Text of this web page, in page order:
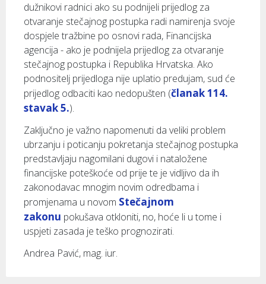
dužnikovi radnici ako su podnijeli prijedlog za
otvaranje stečajnog postupka radi namirenja svoje
dospjele tražbine po osnovi rada, Financijska
agencija - ako je podnijela prijedlog za otvaranje
stečajnog postupka i Republika Hrvatska. Ako
podnositelj prijedloga nije uplatio predujam, sud će
prijedlog odbaciti kao nedopušten (članak 114.
stavak 5.).
Zaključno je važno napomenuti da veliki problem
ubrzanju i poticanju pokretanja stečajnog postupka
predstavljaju nagomilani dugovi i nataložene
financijske poteškoće od prije te je vidljivo da ih
zakonodavac mnogim novim odredbama i
promjenama u novom Stečajnom
zakonu pokušava otkloniti, no, hoće li u tome i
uspjeti zasada je teško prognozirati.
Andrea Pavić, mag. iur.